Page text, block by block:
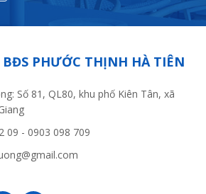
PHƯỚC THỊNH HÀ TIÊN
Số 81, QL80, khu phố Kiên Tân, xã
09 - 0903 098 709